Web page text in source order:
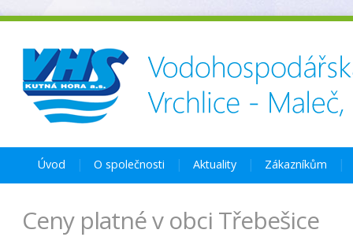
Úvod O společnosti Aktuality Zákazníkům
Ceny platné v obci Třebešice